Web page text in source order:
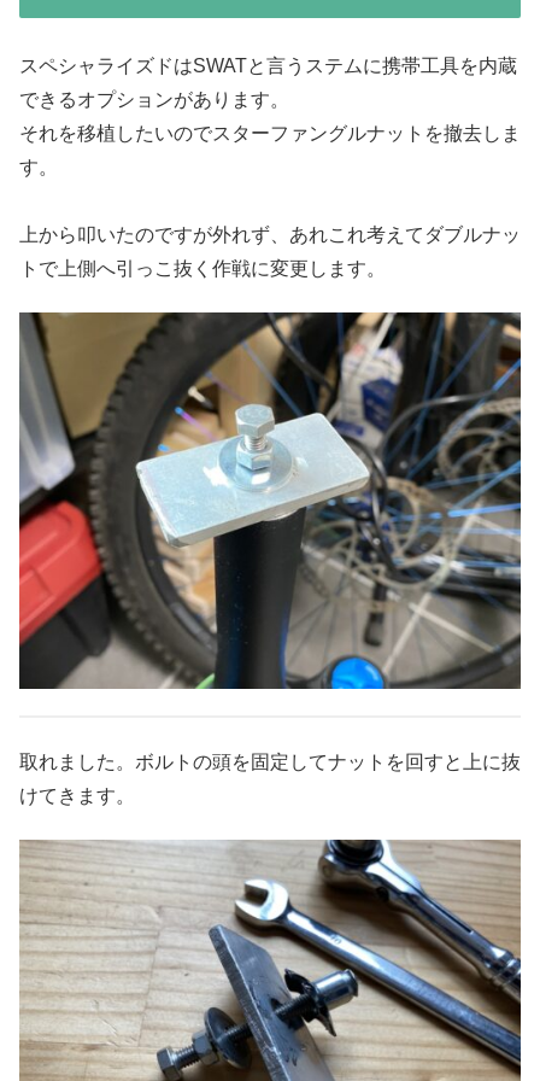
スペシャライズドはSWATと言うステムに携帯工具を内蔵
できるオプションがあります。
それを移植したいのでスターファングルナットを撤去しま
す。
上から叩いたのですが外れず、あれこれ考えてダブルナッ
トで上側へ引っこ抜く作戦に変更します。
取れました。ボルトの頭を固定してナットを回すと上に抜
けてきます。